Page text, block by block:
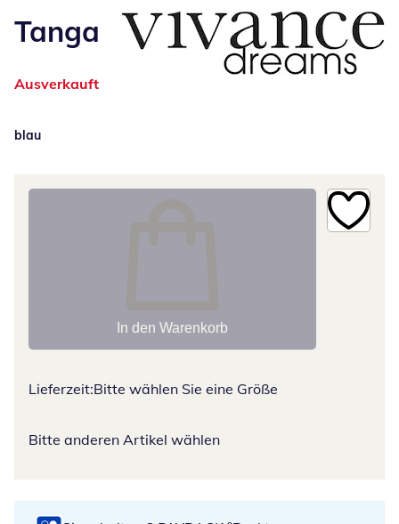
Tanga
Ausverkauft
blau
In den Warenkorb
Lieferzeit:Bitte wählen Sie eine Größe
Bitte anderen Artikel wählen